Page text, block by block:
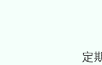
定